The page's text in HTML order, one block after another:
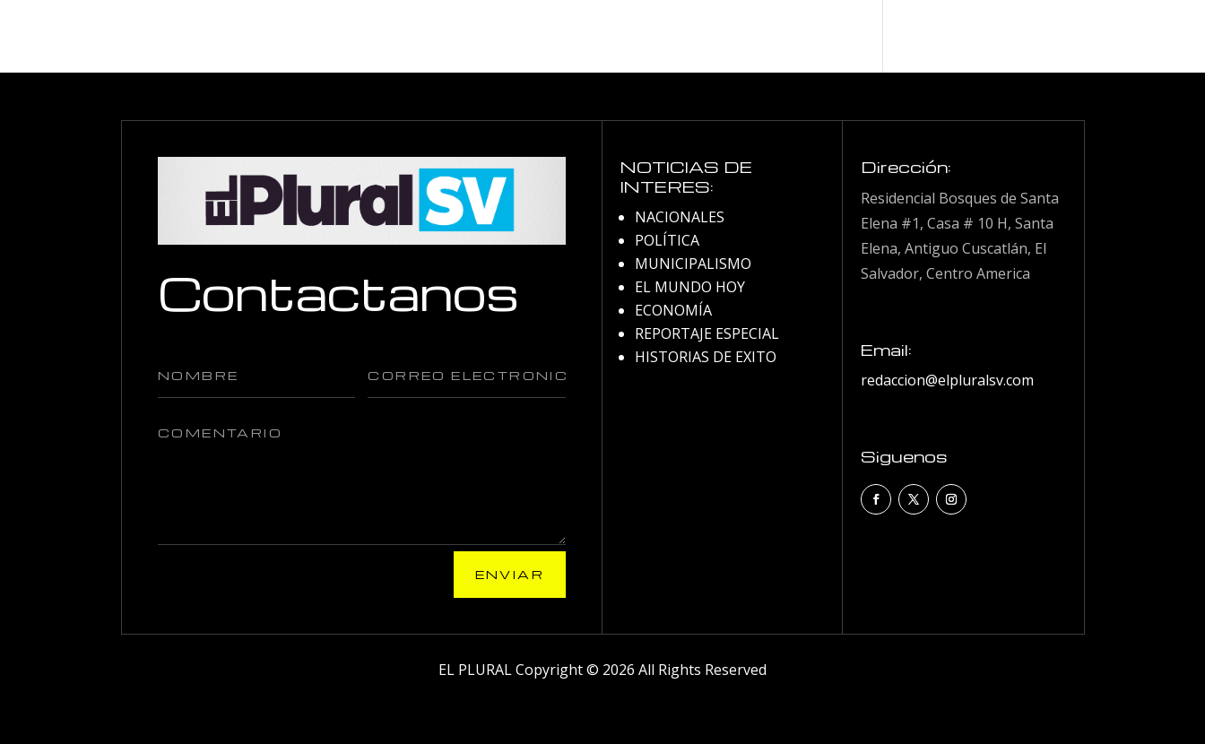
Contactanos
ENVIAR
NOTICIAS DE
INTERES:
NACIONALES
POLÍTICA
MUNICIPALISMO
EL MUNDO HOY
ECONOMÍA
REPORTAJE ESPECIAL
HISTORIAS DE EXITO
Dirección:
Residencial Bosques de Santa
Elena #1, Casa # 10 H, Santa
Elena, Antiguo Cuscatlán, El
Salvador, Centro America
Email:
redaccion@elpluralsv.com
Siguenos
EL PLURAL Copyright © 2026 All Rights Reserved